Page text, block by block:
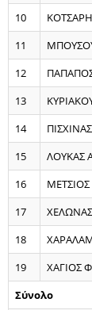
10
11
12
13
14
15
ΛΟΥΚΑΣ
16
17
18
19
ΧΑΓΙΟΣ
Σύνολο